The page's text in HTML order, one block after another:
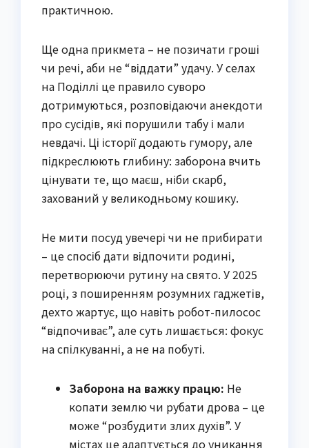
практичною.
Ще одна прикмета – не позичати гроші
чи речі, аби не “віддати” удачу. У селах
на Поділлі це правило суворо
дотримуються, розповідаючи анекдоти
про сусідів, які порушили табу і мали
невдачі. Ці історії додають гумору, але
підкреслюють глибину: заборона вчить
цінувати те, що маєш, ніби скарб,
захований у великодньому кошику.
Не мити посуд увечері чи не прибирати
– це спосіб дати відпочити родині,
перетворюючи рутину на свято. У 2025
році, з поширенням розумних гаджетів,
дехто жартує, що навіть робот-пилосос
“відпочиває”, але суть лишається: фокус
на спілкуванні, а не на побуті.
Заборона на важку працю: Не
копати землю чи рубати дрова – це
може “розбудити злих духів”. У
містах це адаптується до уникання